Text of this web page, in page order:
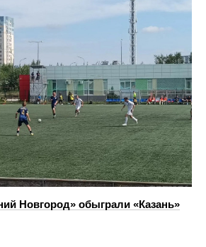
Новгород» обыграли «Казань»